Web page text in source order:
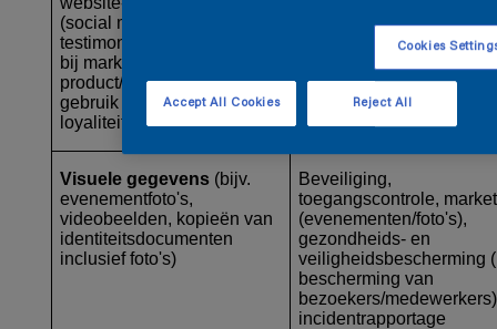
(social media) feedback,
testimonials, betrokkenheid
bij marketing-e-mails,
product/dienst en het
gebruik van
loyaliteitsprogramma's)
marketingprestaties,
marktonderzoek,
verbetering van
diensten
Visuele gegevens (bijv.
evenementfoto's,
videobeelden, kopieën van
identiteitsdocumenten
inclusief foto's)
Beveiliging,
toegangscontrole,
(evenementen/foto's),
gezondheids- en
veiligheidsbescherming
bescherming van
bezoekers/
incidentrapportage
Cookies
Reject All
Accept All Cookies